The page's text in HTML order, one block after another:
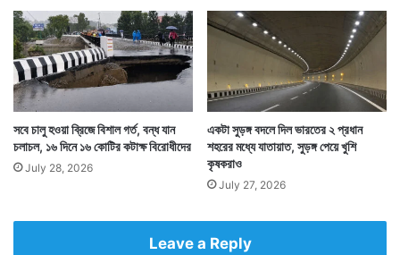
সবে চালু হওয়া ব্রিজে বিশাল গর্ত, বন্ধ যান
চলাচল, ১৬ দিনে ১৬ কোটির কটাক্ষ বিরোধীদের
July 28, 2026
একটা সুড়ঙ্গ বদলে দিল ভারতের ২ প্রধান
শহরের মধ্যে যাতায়াত, সুড়ঙ্গ পেয়ে খুশি
কৃষকরাও
July 27, 2026
Leave a Reply